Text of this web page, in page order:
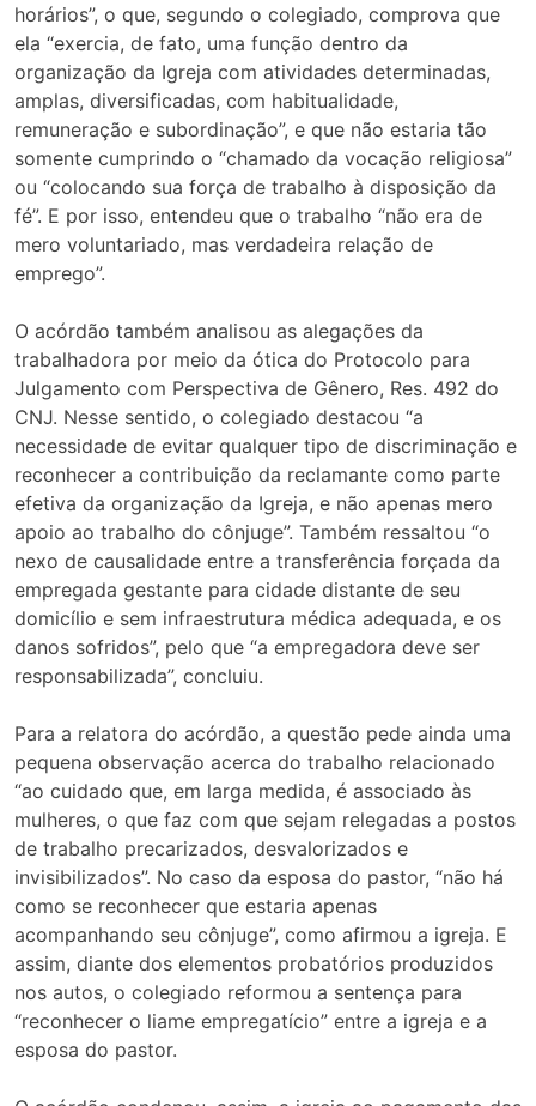
horários”, o que, segundo o colegiado, comprova que
ela “exercia, de fato, uma função dentro da
organização da Igreja com atividades determinadas,
amplas, diversificadas, com habitualidade,
remuneração e subordinação”, e que não estaria tão
somente cumprindo o “chamado da vocação religiosa”
ou “colocando sua força de trabalho à disposição da
fé”. E por isso, entendeu que o trabalho “não era de
mero voluntariado, mas verdadeira relação de
emprego”.
O acórdão também analisou as alegações da
trabalhadora por meio da ótica do Protocolo para
Julgamento com Perspectiva de Gênero, Res. 492 do
CNJ. Nesse sentido, o colegiado destacou “a
necessidade de evitar qualquer tipo de discriminação e
reconhecer a contribuição da reclamante como parte
efetiva da organização da Igreja, e não apenas mero
apoio ao trabalho do cônjuge”. Também ressaltou “o
nexo de causalidade entre a transferência forçada da
empregada gestante para cidade distante de seu
domicílio e sem infraestrutura médica adequada, e os
danos sofridos”, pelo que “a empregadora deve ser
responsabilizada”, concluiu.
Para a relatora do acórdão, a questão pede ainda uma
pequena observação acerca do trabalho relacionado
“ao cuidado que, em larga medida, é associado às
mulheres, o que faz com que sejam relegadas a postos
de trabalho precarizados, desvalorizados e
invisibilizados”. No caso da esposa do pastor, “não há
como se reconhecer que estaria apenas
acompanhando seu cônjuge”, como afirmou a igreja. E
assim, diante dos elementos probatórios produzidos
nos autos, o colegiado reformou a sentença para
“reconhecer o liame empregatício” entre a igreja e a
esposa do pastor.